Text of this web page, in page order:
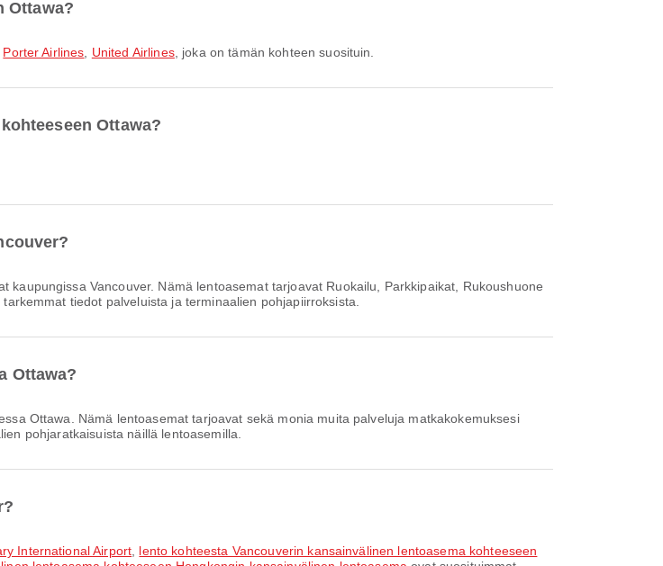
Ottawa?
Porter Airlines United Airlines, joka on tämän kohteen suosituin.
Ottawa?
kaupungissa Vancouver. Nämä lentoasemat tarjoavat Ruokailu, Parkkipaikat, Rukoushuone
tiedot palveluista ja terminaalien pohjapiirroksista.
Ottawa?
Ottawa. Nämä lentoasemat tarjoavat sekä monia muita palveluja matkakokemuksesi
pohjaratkaisuista näillä lentoasemilla.
International Airport lento kohteesta Vancouverin kansainvälinen lentoasema kohteeseen